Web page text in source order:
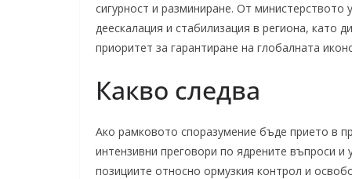
сигурност и разминиране. От министерството
деескалация и стабилизация в региона, като
приоритет за гарантиране на глобалната
Какво следва
Ако рамковото споразумение бъде прието в
интензивни преговори по ядрените въпроси
позициите относно ормузкия контрол и